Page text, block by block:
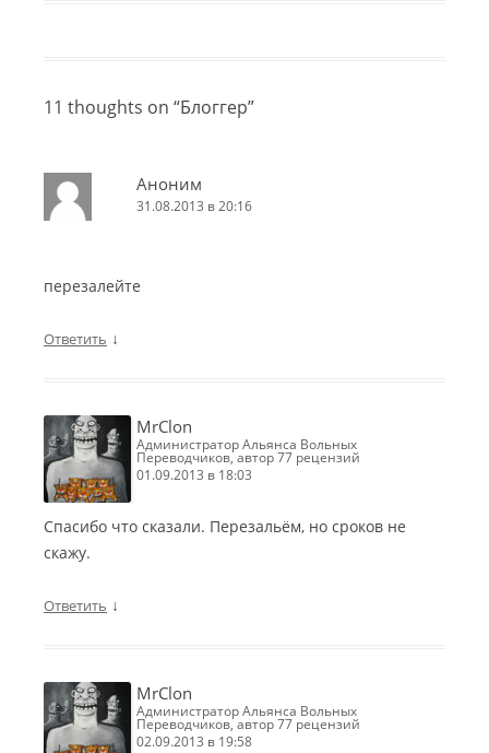
11 thoughts on “Блоггер”
Аноним
31.08.2013 в 20:16
перезалейте
Ответить ↓
MrClon
Администратор Альянса Вольных
Переводчиков, автор 77 рецензий
01.09.2013 в 18:03
Спасибо что сказали. Перезальём, но сроков не
скажу.
Ответить ↓
MrClon
Администратор Альянса Вольных
Переводчиков, автор 77 рецензий
02.09.2013 в 19:58